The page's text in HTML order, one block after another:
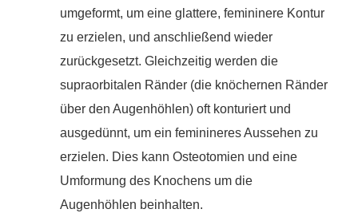
umgeformt, um eine glattere, femininere Kontur
zu erzielen, und anschließend wieder
zurückgesetzt. Gleichzeitig werden die
supraorbitalen Ränder (die knöchernen Ränder
über den Augenhöhlen) oft konturiert und
ausgedünnt, um ein feminineres Aussehen zu
erzielen. Dies kann Osteotomien und eine
Umformung des Knochens um die
Augenhöhlen beinhalten.